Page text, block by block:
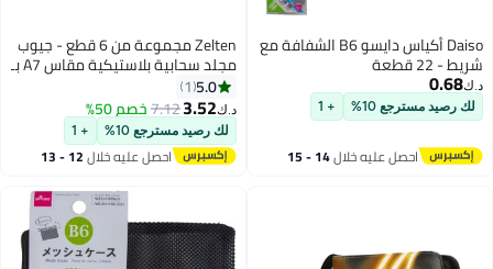
Zelten مجموعة من 6 قطع - جيوب
6 ثقوب، حافظات سحابية مقاومة
للماء وأكياس ورق مفكوك لحفظ
المستندات والمفكرات والبطاقات
(جيوب سحابية، A7)
5.0
1
د.ك‏3.52
7.12خصم 50%
احصل عليه خلال 12 - 13